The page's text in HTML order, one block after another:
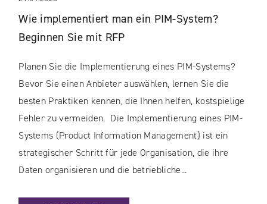
Wie implementiert man ein PIM-System?
Beginnen Sie mit RFP
Planen Sie die Implementierung eines PIM-Systems?
Bevor Sie einen Anbieter auswählen, lernen Sie die
besten Praktiken kennen, die Ihnen helfen, kostspielige
Fehler zu vermeiden. Die Implementierung eines PIM-
Systems (Product Information Management) ist ein
strategischer Schritt für jede Organisation, die ihre
Daten organisieren und die betriebliche...